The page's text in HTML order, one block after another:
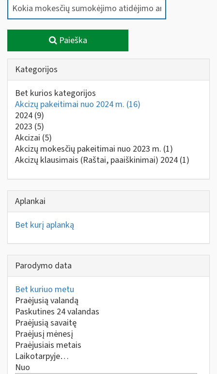
Paieška
Kategorijos
Bet kurios kategorijos
Akcizų pakeitimai nuo 2024 m. (16)
2024 (9)
2023 (5)
Akcizai (5)
Akcizų mokesčių pakeitimai nuo 2023 m. (1)
Akcizų klausimais (Raštai, paaiškinimai) 2024 (1)
Aplankai
Bet kurį aplanką
Parodymo data
Bet kuriuo metu
Praėjusią valandą
Paskutines 24 valandas
Praėjusią savaitę
Praėjusį mėnesį
Praėjusiais metais
Laikotarpyje…
Nuo